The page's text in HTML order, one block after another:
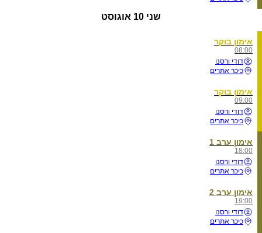
שני 10 אוגוסט
אימון בוקר
08:00
דודי ורסנו
כיכר אתרים
אימון בוקר
09:00
דודי ורסנו
כיכר אתרים
אימון ערב 1
18:00
דודי ורסנו
כיכר אתרים
אימון ערב 2
19:00
דודי ורסנו
כיכר אתרים